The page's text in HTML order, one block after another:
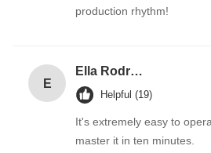
production rhythm!
E
Ella Rodriguez
Helpful (19)
It's extremely easy to
master it in ten minutes.